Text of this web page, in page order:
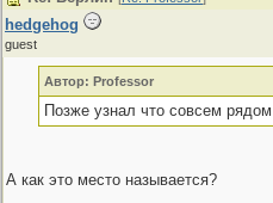
hedgehog
guest
Автор: Professor
Позже узнал что совсем
А как это место называется?